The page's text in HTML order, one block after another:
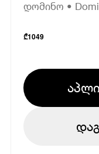
დომინო •
₾1049